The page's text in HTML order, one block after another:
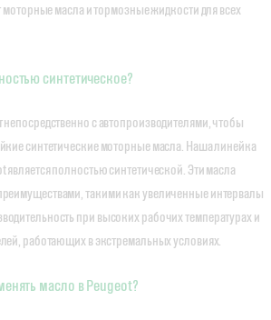
моторные масла и тормозные жидкости для всех
синтетическое?
с автопроизводителями, чтобы
синтетические моторные масла. Наша линейка
полностью синтетической. Эти масла
такими как увеличенные интервалы
при высоких рабочих температурах и
работающих в экстремальных условиях.
масло в Peugeot?